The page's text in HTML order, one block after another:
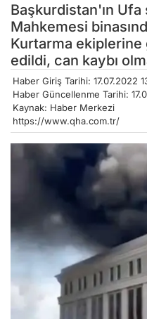
Başkurdistan'ın
Mahkemesi
Kurtarma
edildi, can kaybı
Haber Giriş Tarihi: 17.07.2022
Haber Güncellenme Tarihi:
Kaynak: Haber Merkezi
https://www.qha.com.tr/